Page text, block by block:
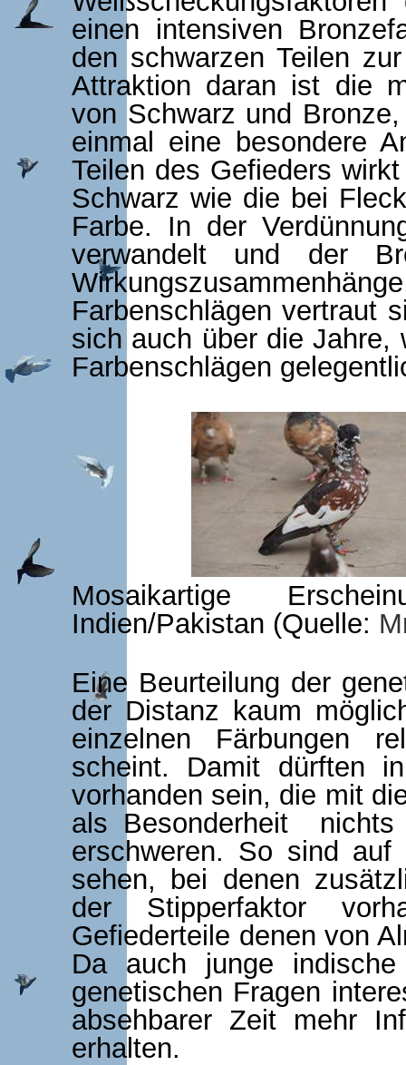
einen intensiven
den schwarzen Teilen
Attraktion daran ist die
von Schwarz und
einmal eine besondere
Teilen des Gefieders
Schwarz wie die bei
Farbe. In der
verwandelt und der
Farbenschlägen vertraut
sich auch über die Jahre,
Farbenschlägen
Mosaikartige
Indien/Pakistan (Quelle:
Eine Beurteilung der
der Distanz kaum
einzelnen Färbungen
scheint. Damit dürften
vorhanden sein, die mit
als Besonderheit
erschweren. So sind
sehen, bei denen
der Stipperfaktor
Gefiederteile denen von
Da auch junge
genetischen Fragen
absehbarer Zeit mehr
erhalten.